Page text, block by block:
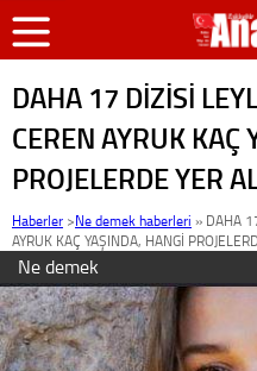
DAHA 17 DİZİSİ
CEREN AYRUK KAÇ
PROJELERDE YER
Haberler >Ne demek haberleri » DAHA
AYRUK KAÇ YAŞINDA, HANGİ
Ne demek